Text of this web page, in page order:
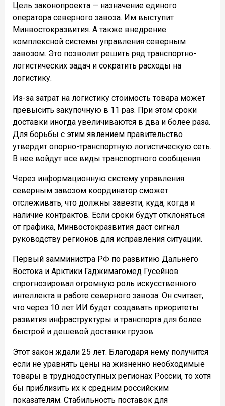
Цель законопроекта — назначение единого
оператора северного завоза. Им выступит
Минвостокразвития. А также внедрение
комплексной системы управления северным
завозом. Это позволит решить ряд транспортно-
логистических задач и сократить расходы на
логистику.
Из-за затрат на логистику стоимость товара может
превысить закупочную в 11 раз. При этом сроки
доставки иногда увеличиваются в два и более раза.
Для борьбы с этим явлением правительство
утвердит опорно-транспортную логистическую сеть.
В нее войдут все виды транспортного сообщения.
Через информационную систему управления
северным завозом координатор сможет
отслеживать, что должны завезти, куда, когда и
наличие контрактов. Если сроки будут отклоняться
от графика, Минвостокразвития даст сигнал
руководству регионов для исправления ситуации.
Первый замминистра РФ по развитию Дальнего
Востока и Арктики Гаджимагомед Гусейнов
спрогнозировал огромную роль искусственного
интеллекта в работе северного завоза. Он считает,
что через 10 лет ИИ будет создавать приоритеты
развития инфраструктуры и транспорта для более
быстрой и дешевой доставки грузов.
Этот закон ждали 25 лет. Благодаря нему получится
если не уравнять цены на жизненно необходимые
товары в труднодоступных регионах России, то хотя
бы приблизить их к средним российским
показателям. Стабильность поставок для